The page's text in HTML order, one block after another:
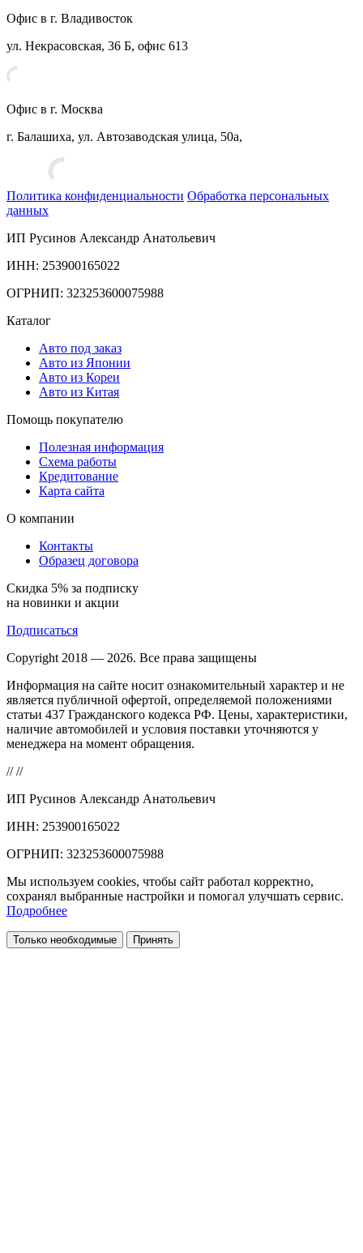
Офис в г. Владивосток
ул. Некрасовская, 36 Б, офис 613
Офис в г. Москва
г. Балашиха, ул. Автозаводская улица, 50а,
Политика конфиденциальности Обработка персональных
данных
ИП Русинов Александр Анатольевич
ИНН: 253900165022
ОГРНИП: 323253600075988
Каталог
Авто под заказ
Авто из Японии
Авто из Кореи
Авто из Китая
Помощь покупателю
Полезная информация
Схема работы
Кредитование
Карта сайта
О компании
Контакты
Образец договора
Скидка 5% за подписку
на новинки и акции
Подписаться
Copyright 2018 — 2026. Все права защищены
Информация на сайте носит ознакомительный характер и не
является публичной офертой, определяемой положениями
статьи 437 Гражданского кодекса РФ. Цены, характеристики,
наличие автомобилей и условия поставки уточняются у
менеджера на момент обращения.
////
ИП Русинов Александр Анатольевич
ИНН: 253900165022
ОГРНИП: 323253600075988
Мы используем cookies, чтобы сайт работал корректно,
сохранял выбранные настройки и помогал улучшать сервис.
Подробнее
Только необходимые Принять